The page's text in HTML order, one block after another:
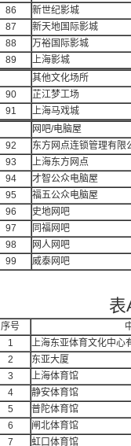
86
新世纪影城
87
新天地国际影城
88
万裕国际影城
89
上海影城
其他文化场所
90
芷江梦工场
91
上海马戏城
网吧/电脑屋
92
东方网点连锁管理有限
93
上海东方网点
94
才智公众电脑屋
95
福五公众电脑屋
96
史地网吧
97
同福网吧
98
网人网吧
99
威泰网吧
表
序号
1
上海东亚体育文化中心
2
东亚大厦
3
上海体育馆
4
静安体育馆
5
普陀体育馆
6
闸北体育馆
7
虹口体育馆